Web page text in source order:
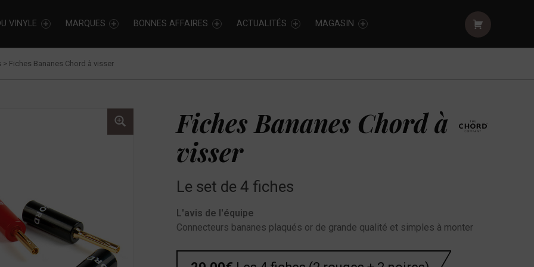
VINYLE MARQUES BONNES AFFAIRES ACTUALITÉS MAGASIN
> Fiches Bananes Chord à visser
Fiches Bananes Chord à
visser
Le set de 4 fiches
L'avis de l'équipe
Connecteurs bananes plaqués or de grande qualité et simples à monter